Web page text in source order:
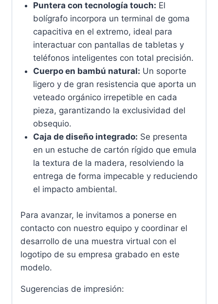
Puntera con tecnología touch: El
bolígrafo incorpora un terminal de goma
capacitiva en el extremo, ideal para
interactuar con pantallas de tabletas y
teléfonos inteligentes con total precisión.
Cuerpo en bambú natural: Un soporte
ligero y de gran resistencia que aporta un
veteado orgánico irrepetible en cada
pieza, garantizando la exclusividad del
obsequio.
Caja de diseño integrado: Se presenta
en un estuche de cartón rígido que emula
la textura de la madera, resolviendo la
entrega de forma impecable y reduciendo
el impacto ambiental.
Para avanzar, le invitamos a ponerse en
contacto con nuestro equipo y coordinar el
desarrollo de una muestra virtual con el
logotipo de su empresa grabado en este
modelo.
Sugerencias de impresión: